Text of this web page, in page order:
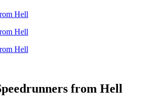
from Hell